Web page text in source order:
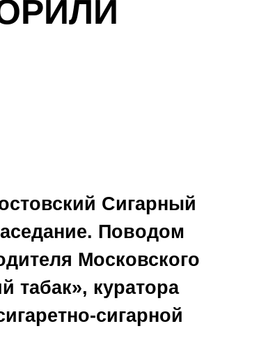
Сигарный
Поводом
Московского
табак», куратора
сигарной